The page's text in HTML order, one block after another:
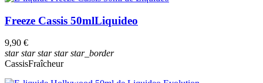
Freeze Cassis 50mlLiquideo
9,90 €
starstarstarstarstar_border
CassisFraîcheur